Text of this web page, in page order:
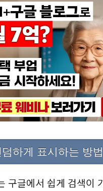
하게 표시하는 방법
글에서 쉽게 검색이